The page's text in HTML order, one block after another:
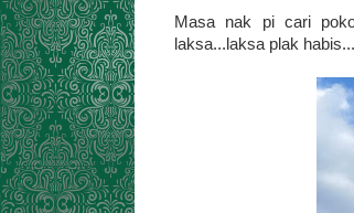
Masa nak pi cari
laksa...laksa plak